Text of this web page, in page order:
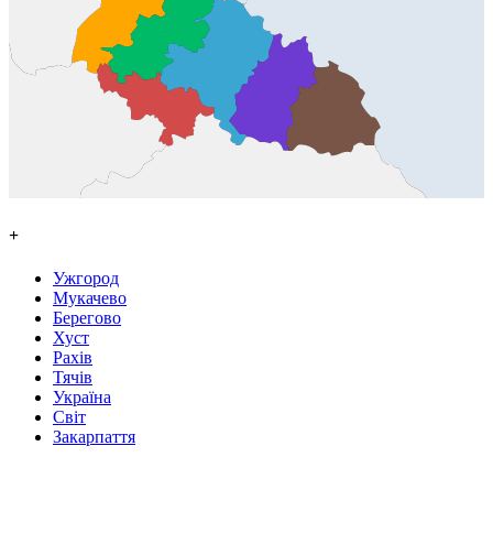
+
Ужгород
Мукачево
Берегово
Хуст
Рахів
Тячів
Україна
Світ
Закарпаття